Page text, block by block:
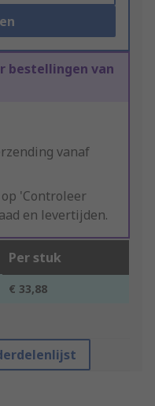
bestellingen van
vanaf
'Controleer
en levertijden.
Per stuk
€ 33,88